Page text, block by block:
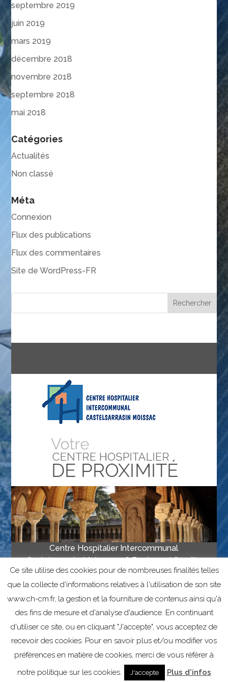
septembre 2019
juin 2019
mars 2019
décembre 2018
novembre 2018
septembre 2018
mai 2018
Catégories
Actualités
Non classé
Méta
Connexion
Flux des publications
Flux des commentaires
Site de WordPress-FR
Centre Hospitalier Intercommunal
Castelsarrasin-Moissac • 16 Boulevard Camille
Delthil, 82201 Moissac • Tél 05 63 04 67 00
• Fax 05 63 04 67 67
Mentions légales Informations sur les cookies
Ce site utilise des cookies pour de nombreuses finalités telles
que la collecte d'informations relatives à l'utilisation de son site
www.ch-cm.fr, la gestion et la fourniture de contenus ainsi qu'à
des fins de mesure et d'analyse d'audience. En continuant
d'utiliser ce site, ou en cliquant "J'accepte", vous acceptez de
recevoir des cookies. Pour en savoir plus et/ou modifier vos
préférences en matière de cookies, merci de vous référer à
notre politique sur les cookies.
J'accepte Plus d'infos